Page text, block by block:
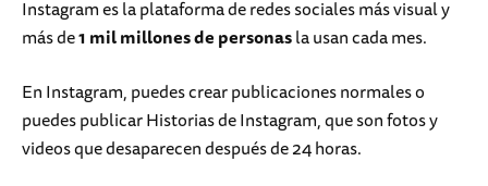
Instagram es la plataforma de redes sociales más visual y
más de1 mil millones de personasla usan cada mes.
En Instagram, puedes crear publicaciones normales o
puedes publicar Historias de Instagram, que son fotos y
videos que desaparecen después de 24 horas.